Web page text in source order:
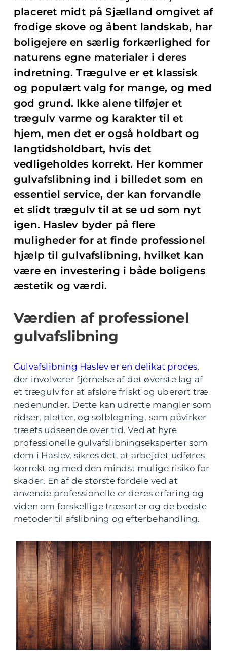
placeret midt på Sjælland omgivet af
frodige skove og åbent landskab, har
boligejere en særlig forkærlighed for
naturens egne materialer i deres
indretning. Trægulve er et klassisk
og populært valg for mange, og med
god grund. Ikke alene tilføjer et
trægulv varme og karakter til et
hjem, men det er også holdbart og
langtidsholdbart, hvis det
vedligeholdes korrekt. Her kommer
gulvafslibning ind i billedet som en
essentiel service, der kan forvandle
et slidt trægulv til at se ud som nyt
igen. Haslev byder på flere
muligheder for at finde professionel
hjælp til gulvafslibning, hvilket kan
være en investering i både boligens
æstetik og værdi.
Værdien af professionel
gulvafslibning
Gulvafslibning Haslev er en delikat proces,
der involverer fjernelse af det øverste lag af
et trægulv for at afsløre friskt og uberørt træ
nedenunder. Dette kan udrette mangler som
ridser, pletter, og solblegning, som påvirker
træets udseende over tid. Ved at hyre
professionelle gulvafslibningseksperter som
dem i Haslev, sikres det, at arbejdet udføres
korrekt og med den mindst mulige risiko for
skader. En af de største fordele ved at
anvende professionelle er deres erfaring og
viden om forskellige træsorter og de bedste
metoder til afslibning og efterbehandling.